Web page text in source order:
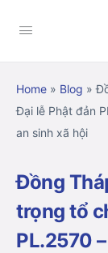
Home » Blog »
Đại lễ Phật đản
an sinh xã hội
Đồng
trọng tổ
PL.2570